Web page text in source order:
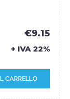
€9.15
+ IVA 22%
CARRELLO